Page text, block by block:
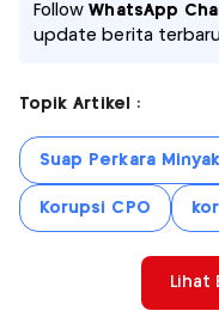
FollowWhatsApp
update berita
Topik Artikel :
Suap Perkara
Korupsi CPO
Lihat